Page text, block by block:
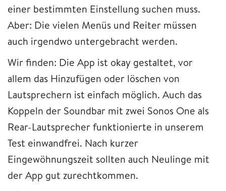
einer bestimmten Einstellung suchen muss.
Aber: Die vielen Menüs und Reiter müssen
auch irgendwo untergebracht werden.
Wir finden: Die App ist okay gestaltet, vor
allem das Hinzufügen oder löschen von
Lautsprechern ist einfach möglich. Auch das
Koppeln der Soundbar mit zwei Sonos One als
Rear-Lautsprecher funktionierte in unserem
Test einwandfrei. Nach kurzer
Eingewöhnungszeit sollten auch Neulinge mit
der App gut zurechtkommen.